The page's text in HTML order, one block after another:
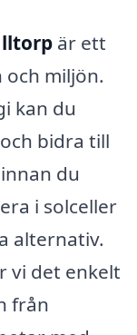
är ett
miljön.
kan du
bidra till
du
i solceller
alternativ.
vi det enkelt
från